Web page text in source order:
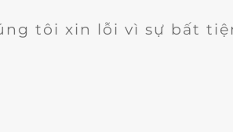
tôi xin lỗi vì sự bất